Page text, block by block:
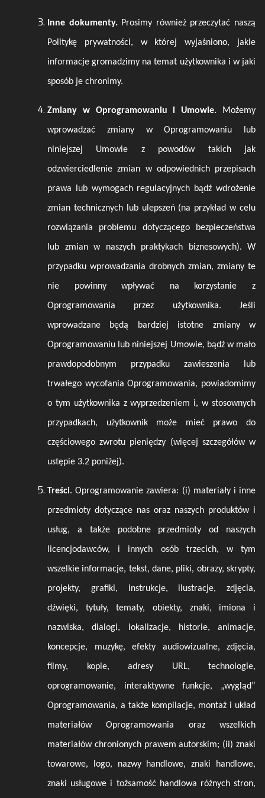
Inne dokumenty. Prosimy również przeczytać naszą
Politykę prywatności, w której wyjaśniono, jakie
informacje gromadzimy na temat użytkownika i w jaki
sposób je chronimy.
Zmiany w Oprogramowaniu i Umowie. Możemy
wprowadzać zmiany w Oprogramowaniu lub
niniejszej Umowie z powodów takich jak
odzwierciedlenie zmian w odpowiednich przepisach
prawa lub wymogach regulacyjnych bądź wdrożenie
zmian technicznych lub ulepszeń (na przykład w celu
rozwiązania problemu dotyczącego bezpieczeństwa
lub zmian w naszych praktykach biznesowych). W
przypadku wprowadzania drobnych zmian, zmiany te
nie powinny wpływać na korzystanie z
Oprogramowania przez użytkownika. Jeśli
wprowadzane będą bardziej istotne zmiany w
Oprogramowaniu lub niniejszej Umowie, bądź w mało
prawdopodobnym przypadku zawieszenia lub
trwałego wycofania Oprogramowania, powiadomimy
o tym użytkownika z wyprzedzeniem i, w stosownych
przypadkach, użytkownik może mieć prawo do
częściowego zwrotu pieniędzy (więcej szczegółów w
ustępie 3.2 poniżej).
Treści. Oprogramowanie zawiera: (i) materiały i inne
przedmioty dotyczące nas oraz naszych produktów i
usług, a także podobne przedmioty od naszych
licencjodawców, i innych osób trzecich, w tym
wszelkie informacje, tekst, dane, pliki, obrazy, skrypty,
projekty, grafiki, instrukcje, ilustracje, zdjęcia,
dźwięki, tytuły, tematy, obiekty, znaki, imiona i
nazwiska, dialogi, lokalizacje, historie, animacje,
koncepcje, muzykę, efekty audiowizualne, zdjęcia,
filmy, kopie, adresy URL, technologie,
oprogramowanie, interaktywne funkcje, „wygląd”
Oprogramowania, a także kompilacje, montaż i układ
materiałów Oprogramowania oraz wszelkich
materiałów chronionych prawem autorskim; (ii) znaki
towarowe, logo, nazwy handlowe, znaki handlowe,
znaki usługowe i tożsamość handlowa różnych stron,